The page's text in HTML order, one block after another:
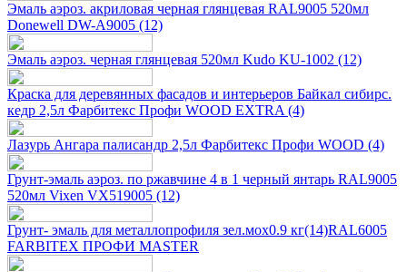
Эмаль аэроз. акриловая черная глянцевая RAL9005 520мл
Donewell DW-A9005 (12)
Эмаль аэроз. черная глянцевая 520мл Kudo KU-1002 (12)
Краска для деревянных фасадов и интерьеров Байкал сибирс.
кедр 2,5л Фарбитекс Профи WOOD EXTRA (4)
Лазурь Ангара палисандр 2,5л Фарбитекс Профи WOOD (4)
Грунт-эмаль аэроз. по ржавчине 4 в 1 черный янтарь RAL9005
520мл Vixen VX519005 (12)
Грунт- эмаль для металлопрофиля зел.мох0.9 кг(14)RAL6005
FARBITEX ПРОФИ MASTER